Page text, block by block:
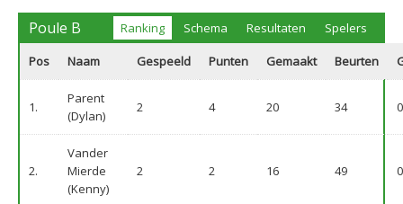
Poule B Ranking Schema Resultaten Spelers
Pos Naam Gespeeld Punten Gemaakt Beurten
1.
Parent
(Dylan)
2 4 20 34
2.
Vander
Mierde
(Kenny)
2 2 16 49